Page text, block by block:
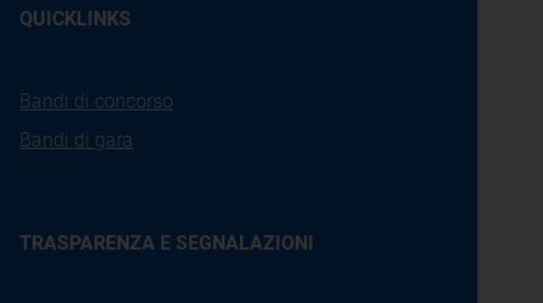
QUICKLINKS
Bandi di concorso
Bandi di gara
TRASPARENZA E SEGNALAZIONI